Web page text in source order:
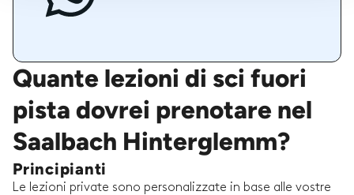
Quante lezioni di sci fuori
pista dovrei prenotare nel
Saalbach Hinterglemm?
Principianti
Le lezioni private sono personalizzate in base alle vostre